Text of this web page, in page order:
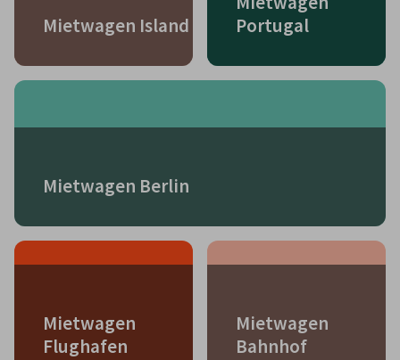
Mietwagen Island
Portugal
Mietwagen Berlin
Mietwagen
Flughafen
Mietwagen
Bahnhof